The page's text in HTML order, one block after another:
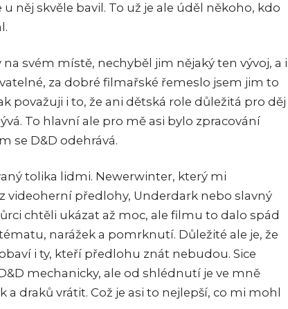
něj skvěle bavil. To už je ale úděl někoho, kdo
svém místě, nechyběl jim nějaký ten vývoj, a i
za dobré filmařské řemeslo jsem jim to
považuji i to, že ani dětská role důležitá pro děj
To hlavní ale pro mě asi bylo zpracování
se D&D odehrává.
tolika lidmi. Newerwinter, který mi
videoherní předlohy, Underdark nebo slavný
chtěli ukázat až moc, ale filmu to dalo spád
narážek a pomrknutí. Důležité ale je, že
i ty, kteří předlohu znát nebudou. Sice
mechanicky, ale od shlédnutí je ve mně
draků vrátit. Což je asi to nejlepší, co mi mohl